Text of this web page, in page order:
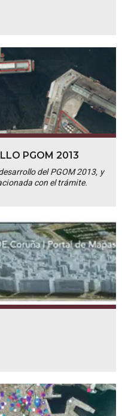
PGOM 2013
del PGOM 2013, y
con el trámite.